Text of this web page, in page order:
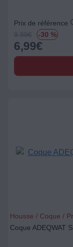
Prix de référence
9.99€ -30 %
6,99€
Housse / Coque /
Coque ADEQWAT